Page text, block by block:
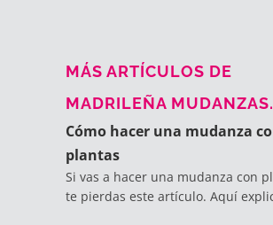
MÁS ARTÍCULOS DE
MADRILEÑA
Cómo hacer una mudanza
plantas
Si vas a hacer una mudanza con
te pierdas este artículo. Aquí